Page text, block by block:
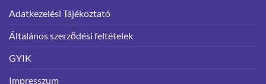
Adatkezelési Tájékoztató
Általános szerződési feltételek
GYIK
Impresszum